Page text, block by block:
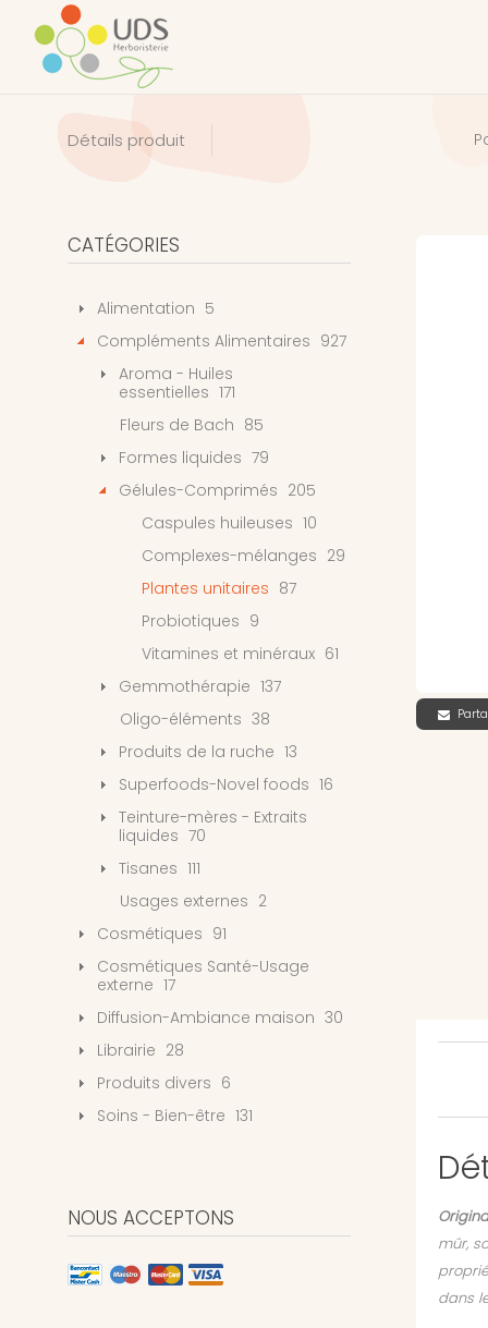
Détails produit
mûr,
dans
CATÉGORIES
Alimentation 5
Compléments Alimentaires 927
Aroma - Huiles
essentielles 171
Fleurs de Bach 85
Formes liquides 79
Gélules-Comprimés 205
Caspules huileuses 10
Complexes-mélanges 29
Plantes unitaires 87
Probiotiques 9
Vitamines et minéraux 61
Gemmothérapie 137
Oligo-éléments 38
Produits de la ruche 13
Superfoods-Novel foods 16
Teinture-mères - Extraits
liquides 70
Tisanes 111
Usages externes 2
Cosmétiques 91
Cosmétiques Santé-Usage
externe 17
Diffusion-Ambiance maison 30
Librairie 28
Produits divers 6
Soins - Bien-être 131
NOUS ACCEPTONS